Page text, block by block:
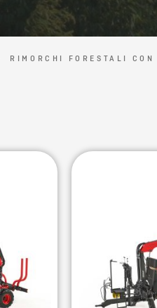
RIMORCHI FORESTALI